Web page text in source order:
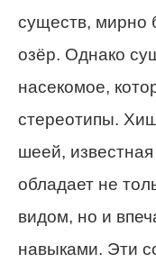
существ, мирно
озёр. Однако
насекомое,
стереотипы.
шеей, известная
обладает не
видом, но и
навыками. Эти